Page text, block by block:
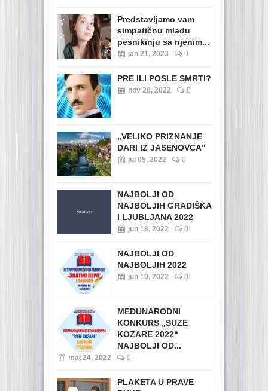
Predstavljamo vam
simpatičnu mladu
pesnikinju sa njenim...
jan 21, 2023 0
PRE ILI POSLE SMRTI?
nov 20, 2022 0
„VELIKO PRIZNANJE
DARI IZ JASENOVCA“
jul 05, 2022 0
NAJBOLJI OD
NAJBOLJIH GRADIŠKA
I LJUBLJANA 2022
jun 18, 2022 0
NAJBOLJI OD
NAJBOLJIH 2022
jun 10, 2022 0
MEĐUNARODNI
KONKURS „SUZE
KOZARE 2022“
NAJBOLJI OD...
maj 24, 2022 0
PLAKETA U PRAVE